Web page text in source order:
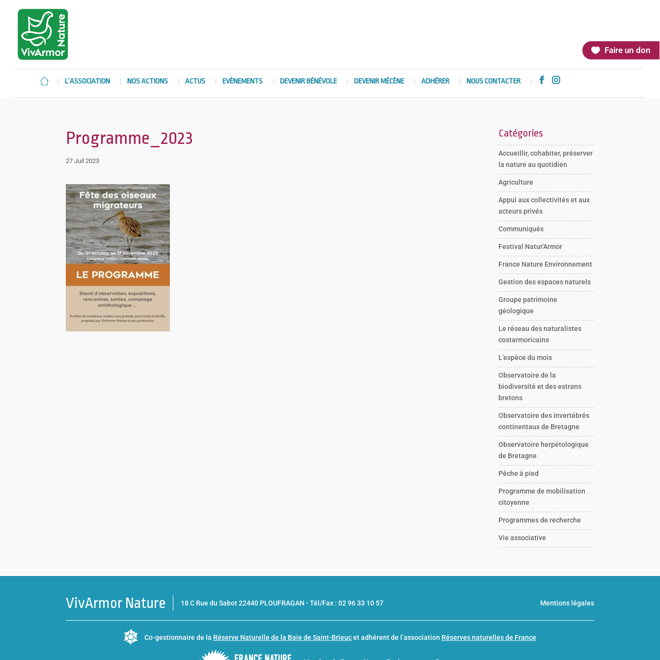
Faire un don
L’ASSOCIATION NOS ACTIONS ACTUS EVÈNEMENTS DEVENIR BÉNÉVOLE DEVENIR MÉCÈNE ADHÉRER NOUS CONTACTER  
Programme_2023
27 Juil 2023
Catégories
Accueillir, cohabiter, préserver
la nature au quotidien
Agriculture
Appui aux collectivités et aux
acteurs privés
Communiqués
Festival Natur'Armor
France Nature Environnement
Gestion des espaces naturels
Groupe patrimoine
géologique
Le réseau des naturalistes
costarmoricains
L’espèce du mois
Observatoire de la
biodiversité et des estrans
bretons
Observatoire des invertébrés
continentaux de Bretagne
Observatoire herpétologique
de Bretagne
Pêche à pied
Programme de mobilisation
citoyenne
Programmes de recherche
Vie associative
VivArmor Nature 18 C Rue du Sabot 22440 PLOUFRAGAN -Tél/Fax : 02 96 33 10 57 Mentions légales
Co-gestionnaire de la Réserve Naturelle de la Baie de Saint-Brieucet adhérent de l’association Réserves naturelles de France